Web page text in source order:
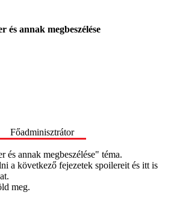
és annak megbeszélése
Főadminisztrátor
és annak megbeszélése" téma.
a következő fejezetek spoilereit és itt is
meg.